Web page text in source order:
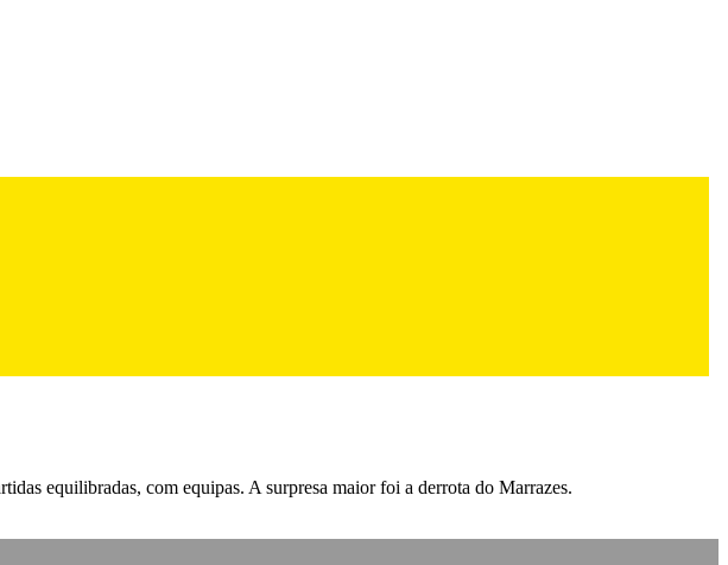
equilibradas, com equipas. A surpresa maior foi a derrota do Marrazes.